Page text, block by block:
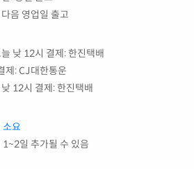
음 영업일 출고
낮 12시 결제: 한진택배
제: CJ대한통운
12시 결제: 한진택배
요
일 추가될 수 있음